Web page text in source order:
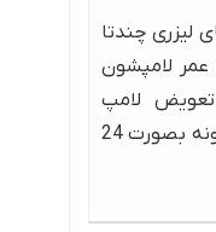
لیزری چندتا
لامپشون
تعویض لامپ
نیست مورد بعدی اینکه میتونه بصورت 24